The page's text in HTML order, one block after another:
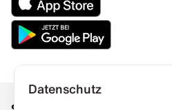
Datenschutz